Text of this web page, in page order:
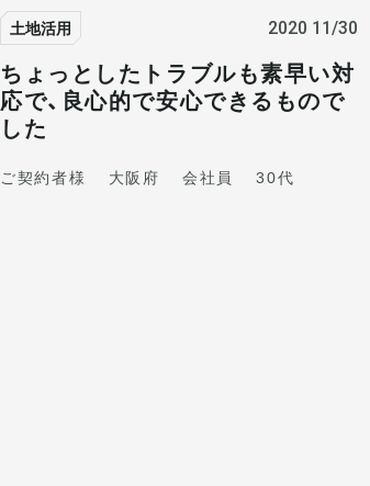
土地活用 2020 11/30
ちょっとしたトラブルも素早い対
応で、良心的で安心できるもので
した
ご契約者様 大阪府 会社員 30代